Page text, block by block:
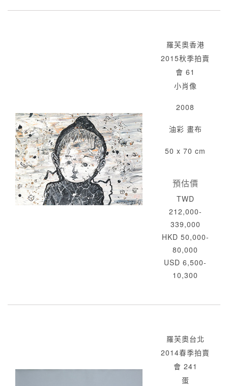
羅芙奧香港
2015秋季拍賣
會 61
小肖像
2008
油彩 畫布
50 x 70 cm
預估價
TWD
212,000-
339,000
HKD 50,000-
80,000
USD 6,500-
10,300
羅芙奧台北
2014春季拍賣
會 241
蛋